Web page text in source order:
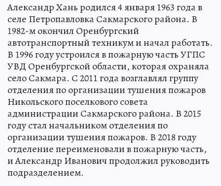
Александр Хань родился 4 января 1963 года в
селе Петропавловка Сакмарского района. В
1982-м окончил Оренбургский
автотранспортный техникум и начал работать.
В 1996 году устроился в пожарную часть УГПС
УВД Оренбургской области, которая охраняла
село Сакмара. С 2011 года возглавлял группу
отделения по организации тушения пожаров
Никольского поселкового совета
администрации Сакмарского района. В 2015
году стал начальником отделения по
организации тушения пожаров. В 2018 году
отделение переименовали в пожарную часть,
и Александр Иванович продолжил руководить
подразделением.